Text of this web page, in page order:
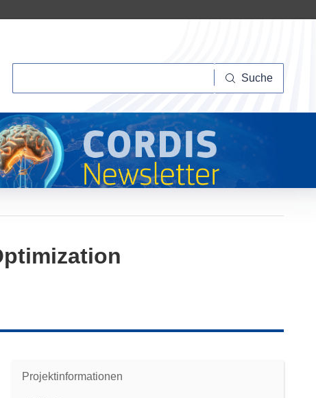
Suche
Projektinformationen